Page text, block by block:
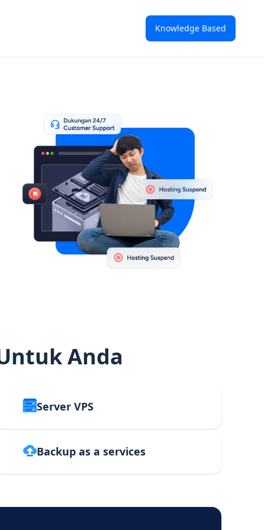
Knowledge Based
Anda
Server VPS
Backup as a services